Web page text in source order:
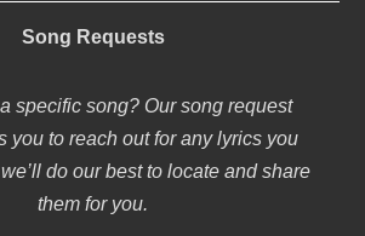
Song Requests
specific song? Our song request
you to reach out for any lyrics you
do our best to locate and share
them for you.